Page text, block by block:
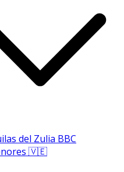
del Zulia BBC
🇻🇪